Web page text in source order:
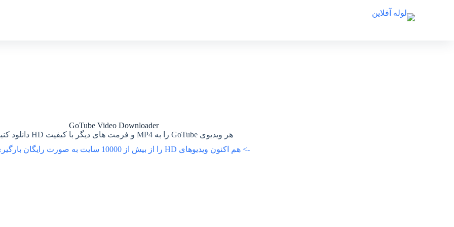
GoTube Video Downloader
هر ویدیوی GoTube را به MP4 و فرمت های دیگر با کیفیت HD دانلود کنید.
-> هم اکنون ویدیوهای HD را از بیش از 10000 سایت به صورت رایگان بارگیری کنید!